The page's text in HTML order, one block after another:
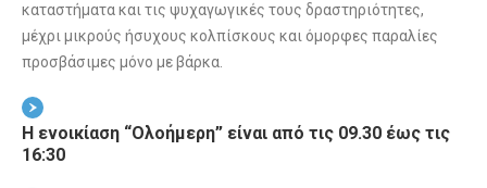
καταστήματα και τις ψυχαγωγικές τους δραστηριότητες,
μέχρι μικρούς ήσυχους κολπίσκους και όμορφες παραλίες
προσβάσιμες μόνο με βάρκα.
Η ενοικίαση “Ολοήμερη” είναι από τις 09.30 έως τις
16:30